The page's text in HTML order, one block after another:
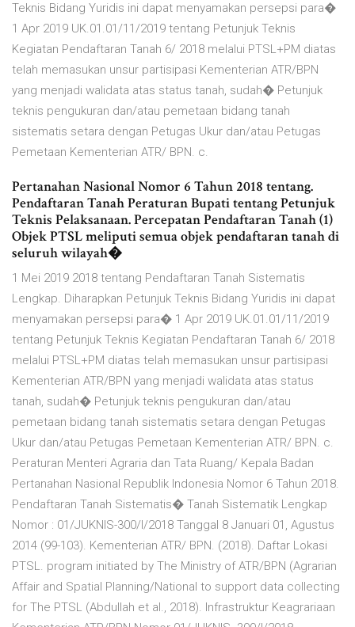
Teknis Bidang Yuridis ini dapat menyamakan persepsi para�
1 Apr 2019 UK.01.01/11/2019 tentang Petunjuk Teknis
Kegiatan Pendaftaran Tanah 6/ 2018 melalui PTSL+PM diatas
telah memasukan unsur partisipasi Kementerian ATR/BPN
yang menjadi walidata atas status tanah, sudah� Petunjuk
teknis pengukuran dan/atau pemetaan bidang tanah
sistematis setara dengan Petugas Ukur dan/atau Petugas
Pemetaan Kementerian ATR/ BPN. c.
Pertanahan Nasional Nomor 6 Tahun 2018 tentang.
Pendaftaran Tanah Peraturan Bupati tentang Petunjuk
Teknis Pelaksanaan. Percepatan Pendaftaran Tanah (1)
Objek PTSL meliputi semua objek pendaftaran tanah di
seluruh wilayah�
1 Mei 2019 2018 tentang Pendaftaran Tanah Sistematis
Lengkap. Diharapkan Petunjuk Teknis Bidang Yuridis ini dapat
menyamakan persepsi para� 1 Apr 2019 UK.01.01/11/2019
tentang Petunjuk Teknis Kegiatan Pendaftaran Tanah 6/ 2018
melalui PTSL+PM diatas telah memasukan unsur partisipasi
Kementerian ATR/BPN yang menjadi walidata atas status
tanah, sudah� Petunjuk teknis pengukuran dan/atau
pemetaan bidang tanah sistematis setara dengan Petugas
Ukur dan/atau Petugas Pemetaan Kementerian ATR/ BPN. c.
Peraturan Menteri Agraria dan Tata Ruang/ Kepala Badan
Pertanahan Nasional Republik Indonesia Nomor 6 Tahun 2018.
Pendaftaran Tanah Sistematis� Tanah Sistematik Lengkap
Nomor : 01/JUKNIS-300/I/2018 Tanggal 8 Januari 01, Agustus
2014 (99-103). Kementerian ATR/ BPN. (2018). Daftar Lokasi
PTSL. program initiated by The Ministry of ATR/BPN (Agrarian
Affair and Spatial Planning/National to support data collecting
for The PTSL (Abdullah et al., 2018). Infrastruktur Keagrariaan